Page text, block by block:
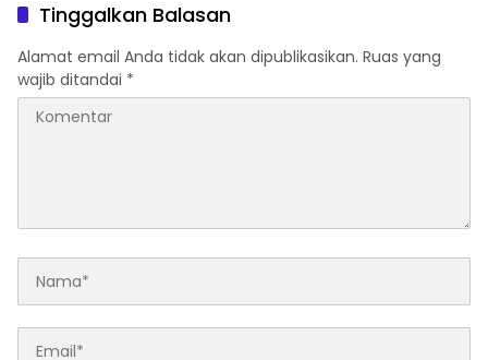
Tinggalkan Balasan
Alamat email Anda tidak akan dipublikasikan. Ruas yang
wajib ditandai *